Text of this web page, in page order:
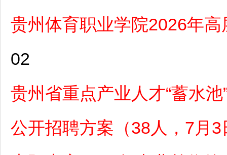
贵州体育职业学院2026年
02
贵州省重点产业人才“蓄水
公开招聘方案（38人，7月